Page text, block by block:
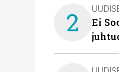
2
Ei